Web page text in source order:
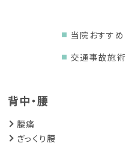
当院おすすめ
交通事故施術
背中・腰
腰痛
ぎっくり腰